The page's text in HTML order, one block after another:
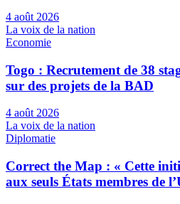
4 août 2026
La voix de la nation
Economie
Togo : Recrutement de 38
sur des projets de la BAD
4 août 2026
La voix de la nation
Diplomatie
Correct the Map : « Cette
aux seuls États membres de